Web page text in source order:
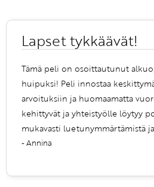
Lapset tykkäävät!
Tämä peli on osoittautunut
huipuksi! Peli innostaa
arvoituksiin ja huomaamatta
kehittyvät ja yhteistyölle löytyy
mukavasti luetunymmärtämistä
- Annina